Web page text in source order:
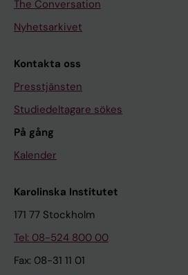
The Conversation
Nyhetsarkivet
Kontakta oss
Presstjänsten
Studiedeltagare sökes
På gång
Kalender
Karolinska Institutet
171 77 Stockholm
Tel: 08-524 800 00
Fax: 08-31 11 01